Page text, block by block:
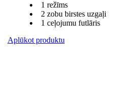
1 režīms
2 zobu birstes uzgaļi
1 ceļojumu futlāris
Aplūkot produktu